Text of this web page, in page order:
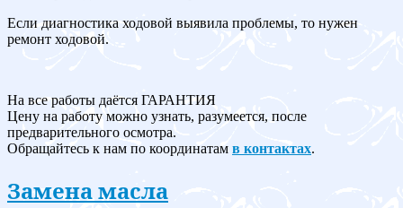
Если диагностика ходовой выявила проблемы, то нужен
ремонт ходовой.
На все работы даётся ГАРАНТИЯ
Цену на работу можно узнать, разумеется, после
предварительного осмотра.
Обращайтесь к нам по координатам в контактах.
Замена масла